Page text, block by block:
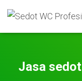
Jasa